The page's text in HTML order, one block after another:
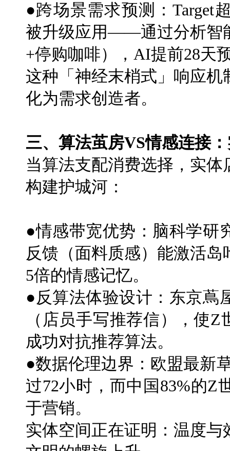
●跨场景需求预测：Target
被升级应用——通过分析智
+停购咖啡），AI提前28天
这种「神经末梢式」响应
化为需求创造者。
三、算法茧房VS情感连接
当算法支配消费选择，实
构建护城河：
●情感带宽优势：脑科学研
反馈（面料质感）能激活
5倍的情感记忆。
●反算法体验设计：东京蔦
（店员手写推荐信），使
成功对抗推荐算法。
●数据伦理边界：欧盟最新
过72小时，而中国83%的Z
于营销。
实体空间正在证明：温度